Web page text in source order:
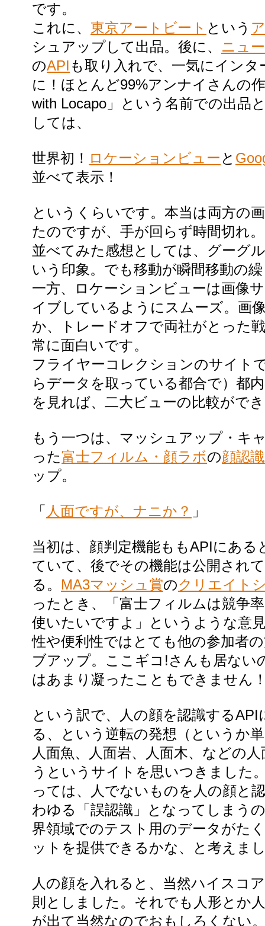
です。
これに、 東京アートビート という
シュアップして出品。後に、 ニュ
のAPI も取り入れで、一気にイン
に！ほとんど99%アンナイさんの
with Locapo」という名前での出品
しては、
世界初！ ロケーションビュー と
並べて表示！
というくらいです。本当は両方の
たのですが、手が回らず時間切れ。
並べてみた感想としては、グーグ
いう印象。でも移動が瞬間移動の
一方、ロケーションビューは画像
イブしているようにスムーズ。画
か、トレードオフで両社がとった
常に面白いです。
フライヤーコレクションのサイト
らデータを取っている都合で）都
を見れば、二大ビューの比較がで
もう一つは、マッシュアップ・キ
った富士フィルム・顔ラボの顔認
ップ。
「 人面ですが、ナニか？ 」
当初は、顔判定機能ももAPIにある
ていて、後でその機能は公開され
る。 MA3マッシュ賞のクリエイト
ったとき、「富士フィルムは競争
使いたいですよ」というような意
性や便利性ではとても他の参加者
ブアップ。ここギコ!さんも居ない
はあまり凝ったこともできません
という訳で、人の顔を認識する
る、という逆転の発想（というか
人面魚、人面岩、人面木、などの
うというサイトを思いつきました
っては、人でないものを人の顔と
わゆる「誤認識」となってしまう
界領域でのテスト用のデータがた
ットを提供できるかな、と考えま
人の顔を入れると、当然ハイスコ
則としました。それでも人形とか
が出て当然なのでおもしろくない